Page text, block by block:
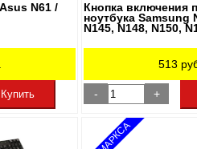
N61 /
Купить
Кнопка включения
ноутбука Samsung
N145, N148, N150,
513
- +